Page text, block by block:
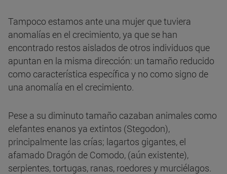
Tampoco estamos ante una mujer que tuviera
anomalías en el crecimiento, ya que se han
encontrado restos aislados de otros individuos que
apuntan en la misma dirección: un tamaño reducido
como característica específica y no como signo de
una anomalía en el crecimiento.
Pese a su diminuto tamaño cazaban animales como
elefantes enanos ya extintos (Stegodon),
principalmente las crías; lagartos gigantes, el
afamado Dragón de Comodo, (aún existente),
serpientes, tortugas, ranas, roedores y murciélagos.